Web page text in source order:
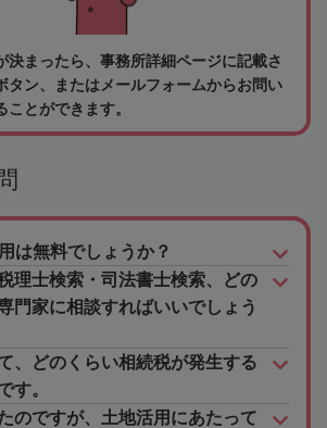
決まったら、事務所詳細ページに記載さ
タン、またはメールフォームからお問い
とができます。
は無料でしょうか？
理士検索・司法書士検索、どの
門家に相談すればいいでしょう
、どのくらい相続税が発生する
す。
のですが、土地活用にあたって